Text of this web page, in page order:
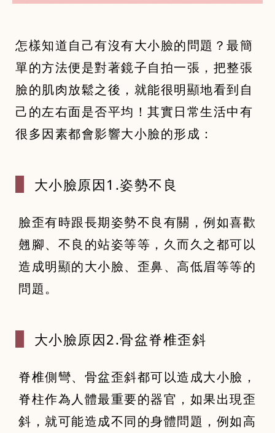
怎樣知道自己有沒有大小臉的問題？最簡
單的方法便是對著鏡子自拍一張，把整張
臉的肌肉放鬆之後，就能很明顯地看到自
己的左右面是否平均！其實日常生活中有
很多因素都會影響大小臉的形成：
大小臉原因1 .姿勢不良
臉歪有時跟長期姿勢不良有關，例如喜歡
翹腳、不良的站姿等等，久而久之都可以
造成明顯的大小臉、歪鼻、高低眉等等的
問題。
大小臉原因2.骨盆脊椎歪斜
脊椎側彎、骨盆歪斜都可以造成大小臉，
脊柱作為人體最重要的器官，如果出現歪
斜，就可能造成不同的身體問題，例如高